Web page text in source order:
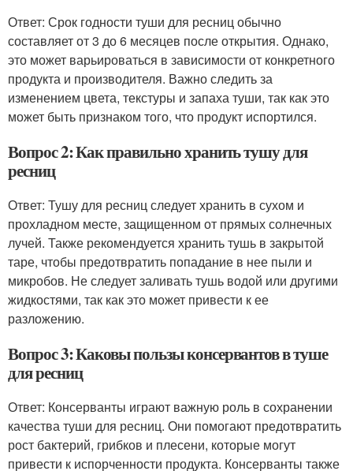
Ответ: Срок годности туши для ресниц обычно
составляет от 3 до 6 месяцев после открытия. Однако,
это может варьироваться в зависимости от конкретного
продукта и производителя. Важно следить за
изменением цвета, текстуры и запаха туши, так как это
может быть признаком того, что продукт испортился.
Вопрос 2: Как правильно хранить тушу для
ресниц
Ответ: Тушу для ресниц следует хранить в сухом и
прохладном месте, защищенном от прямых солнечных
лучей. Также рекомендуется хранить тушь в закрытой
таре, чтобы предотвратить попадание в нее пыли и
микробов. Не следует заливать тушь водой или другими
жидкостями, так как это может привести к ее
разложению.
Вопрос 3: Каковы пользы консервантов в туше
для ресниц
Ответ: Консерванты играют важную роль в сохранении
качества туши для ресниц. Они помогают предотвратить
рост бактерий, грибков и плесени, которые могут
привести к испорченности продукта. Консерванты также